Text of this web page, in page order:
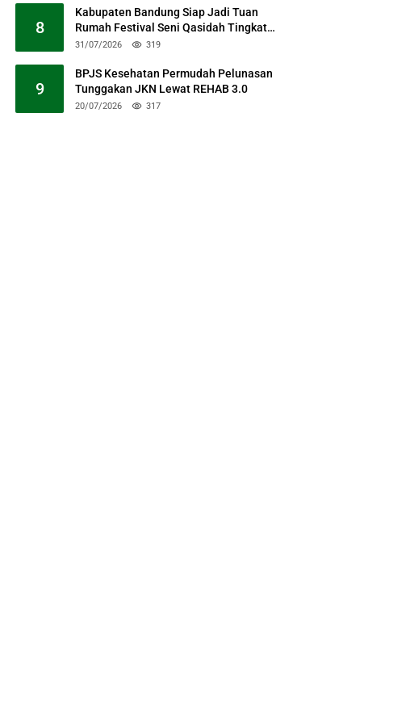
8
Kabupaten Bandung Siap Jadi Tuan
Rumah Festival Seni Qasidah Tingkat
Nasional
31/07/2026 319
9
BPJS Kesehatan Permudah Pelunasan
Tunggakan JKN Lewat REHAB 3.0
20/07/2026 317